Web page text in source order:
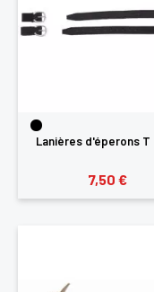
Lanières d'éperons T
7,50 €